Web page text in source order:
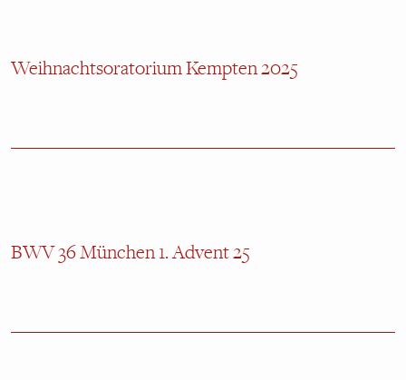
Weihnachtsoratorium Kempten 2025
BWV 36 München 1. Advent 25